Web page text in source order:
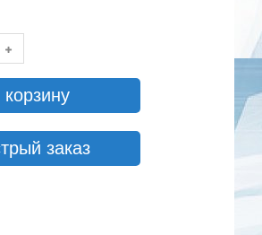
корзину
заказ